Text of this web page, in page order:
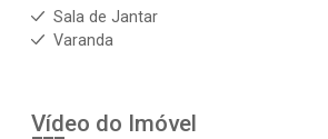
Sala de Jantar
Varanda
Vídeo do Imóvel